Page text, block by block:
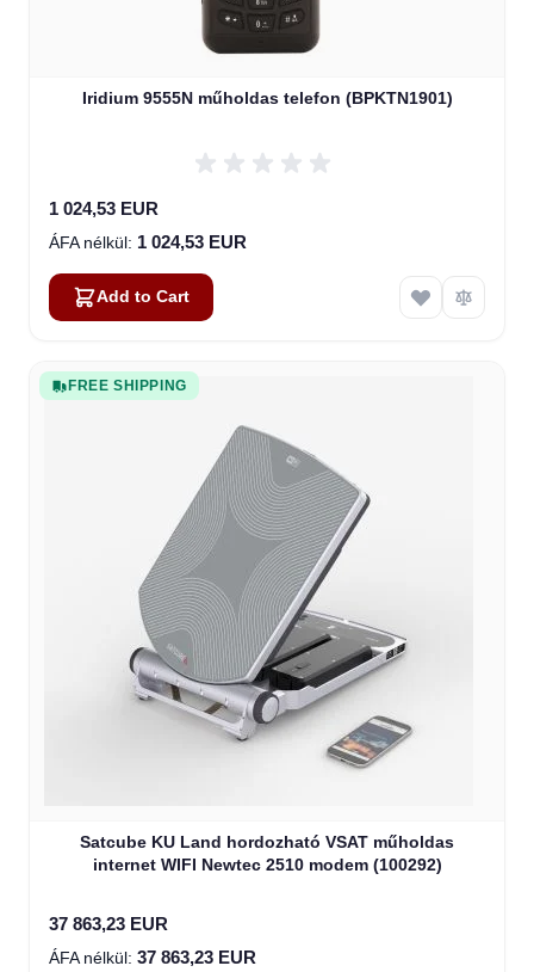
Iridium 9555N műholdas telefon (BPKTN1901)
1 024,53 EUR
1 024,53 EUR
Add to Cart
FREE SHIPPING
Satcube KU Land hordozható VSAT műholdas
internet WIFI Newtec 2510 modem (100292)
37 863,23 EUR
37 863,23 EUR